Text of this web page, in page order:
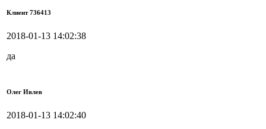
Клиент 736413
2018-01-13 14:02:38
да
Олег Ивлев
2018-01-13 14:02:40